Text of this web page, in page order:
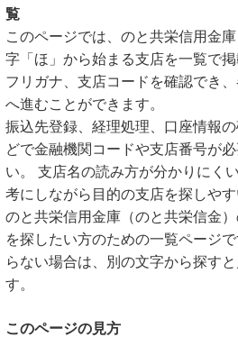
覧
このページでは、のと共栄信用金
字「ほ」から始まる支店を一覧で掲
フリガナ、支店コードを確認でき
へ進むことができます。
振込先登録、経理処理、口座情報
どで金融機関コードや支店番号が
い。 支店名の読み方が分かりにく
考にしながら目的の支店を探しやす
のと共栄信用金庫（のと共栄信金
を探したい方のための一覧ページ
らない場合は、別の文字から探す
す。
このページの見方